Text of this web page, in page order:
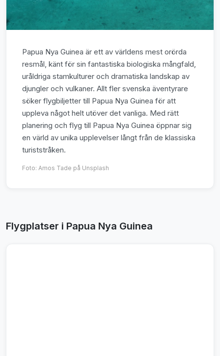
Papua Nya Guinea är ett av världens mest orörda
resmål, känt för sin fantastiska biologiska mångfald,
uråldriga stamkulturer och dramatiska landskap av
djungler och vulkaner. Allt fler svenska äventyrare
söker flygbiljetter till Papua Nya Guinea för att
uppleva något helt utöver det vanliga. Med rätt
planering och flyg till Papua Nya Guinea öppnar sig
en värld av unika upplevelser långt från de klassiska
turiststråken.
Foto: Amos Tade på Unsplash
Flygplatser i Papua Nya Guinea